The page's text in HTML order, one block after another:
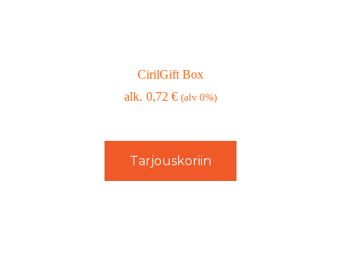
CirilGift Box
0,72€ (alv 0%)
Tarjouskoriin